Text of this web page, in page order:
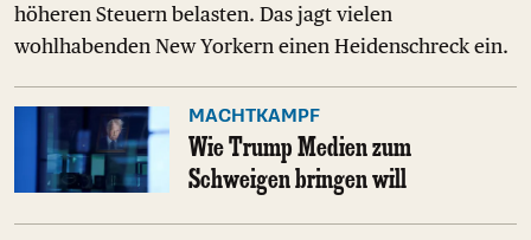
höheren Steuern belasten. Das jagt vielen
wohlhabenden New Yorkern einen Heidenschreck ein.
MACHTKAMPF
Wie Trump Medien zum
Schweigen bringen will